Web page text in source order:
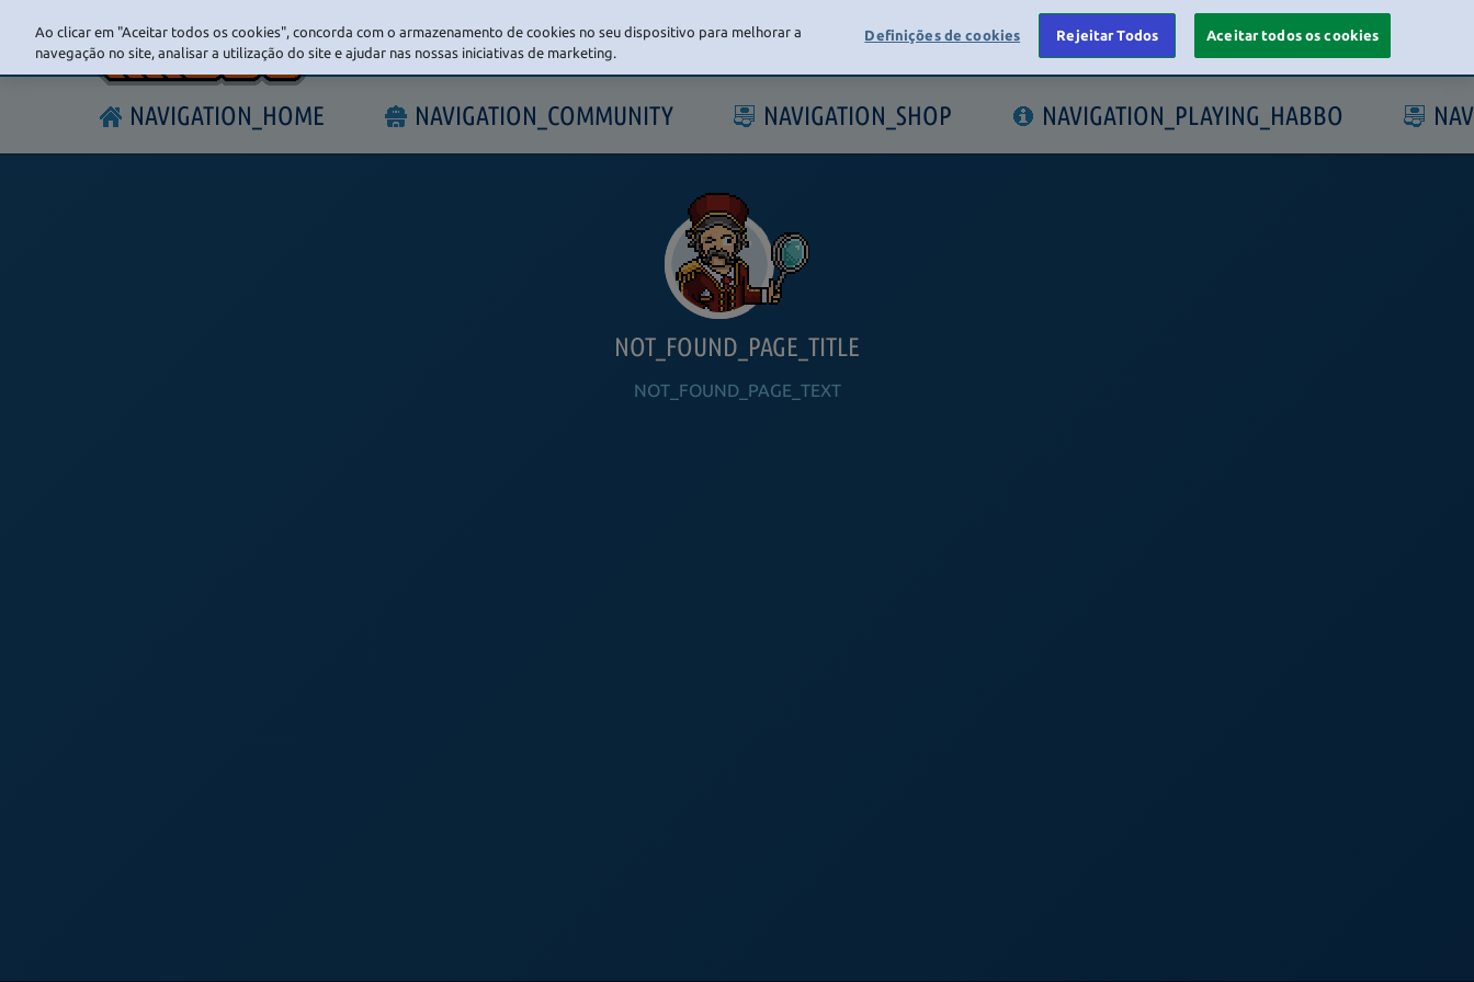
LOGIN
NAVIGATION_HOME NAVIGATION_COMMUNITY NAVIGATION_SHOP NAVIGATION_PLAYING_HABBO
NOT_FOUND_PAGE_TITLE
NOT_FOUND_PAGE_TEXT
Ao clicar em "Aceitar todos os cookies", concorda com o armazenamento de cookies no seu dispositivo para melhorar a
navegação no site, analisar a utilização do site e ajudar nas nossas iniciativas de marketing.
Definições de cookies Rejeitar Todos Aceitar todos os cookies